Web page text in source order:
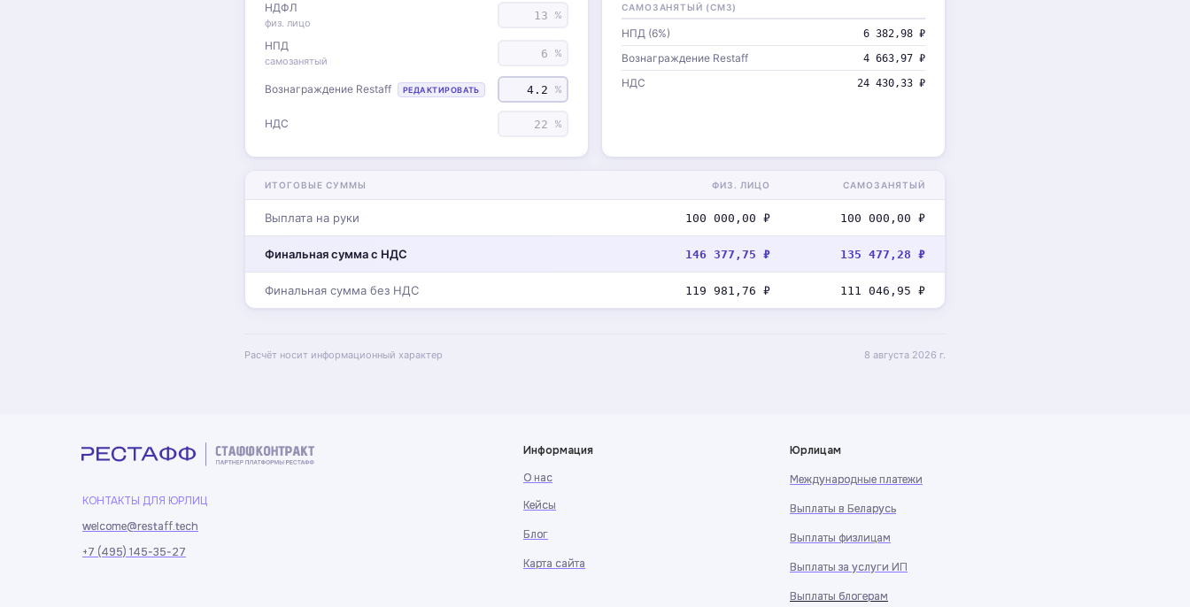
НДФЛ
физ. лицо
%
НПД
самозанятый
%
Вознаграждение Restaff РЕДАКТИРОВАТЬ %
НДС %
САМОЗАНЯТЫЙ (СМЗ)
НПД (6%) 6 382,98 ₽
Вознаграждение Restaff 4 663,97 ₽
НДС 24 430,33 ₽
ИТОГОВЫЕ СУММЫ ФИЗ. ЛИЦО САМОЗАНЯТЫЙ
Выплата на руки 100 000,00 ₽ 100 000,00 ₽
Финальная сумма с НДС 146 377,75 ₽ 135 477,28 ₽
Финальная сумма без НДС 119 981,76 ₽ 111 046,95 ₽
Расчёт носит информационный характер 8 августа 2026 г.
Информация
Блог
Блог
Кейсы
Кейсы
О нас
О нас
Выплаты в Беларусь
Выплаты в Беларусь
Международные платежи
Международные платежи
Выплаты блогерам
Выплаты блогерам
Выплаты за услуги ИП
Выплаты за услуги ИП
Выплаты физлицам
Выплаты физлицам
Юрлицам
КОНТАКТЫ ДЛЯ ЮРЛИЦ
welcome@restaff.tech
+7 (495) 145-35-27
+7 (495) 145-35-27
welcome@restaff.tech
Карта сайта
Карта сайта